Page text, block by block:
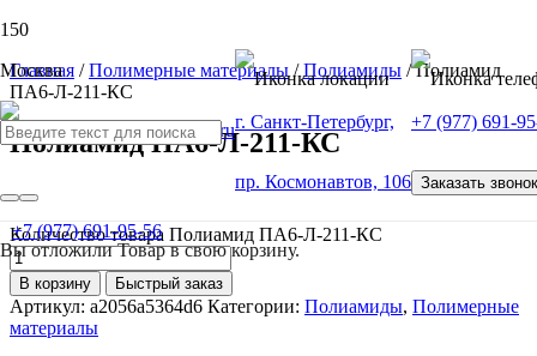
Москва
г. Санкт-Петербург,
пр. Космонавтов, 106
+7 (977) 691-
Заказать звонок
Вы отложилиТоварв свою корзину.
+7 (977) 691-95-56
Главная /Полимерные материалы /Полиамиды / Полиамид
ПА6-Л-211-КС
Полиамид ПА6-Л-211-КС
от100
Количество товара Полиамид ПА6-Л-211-КС
В корзину Быстрый заказ
Артикул: a2056a5364d6 Категории: Полиамиды, Полимерные
материалы